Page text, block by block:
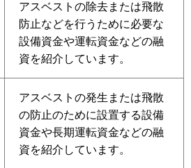
アスベストの除去または飛散
防止などを行うために必要な
設備資金や運転資金などの融
資を紹介しています。
アスベストの発生または飛散
の防止のために設置する設備
資金や長期運転資金などの融
資を紹介しています。